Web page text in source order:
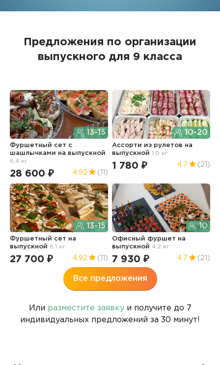
Предложения по организации
выпускного для 9 класса
13-15
Фуршетный сет с
шашлычками на выпускной
6.4 кг
28 600 ₽ 4.92 (11)
10-20
Ассорти из рулетов на
выпускной 1.0 кг
1 780 ₽ 4.7 (21)
13-15
Фуршетный сет на
выпускной 6.1 кг
27 700 ₽ 4.92 (11)
10
Офисный фуршет на
выпускной 4.2 кг
7 930 ₽ 4.7 (21)
Все предложения
Или разместите заявкуи получите до 7
индивидуальных предложений за 30 минут!